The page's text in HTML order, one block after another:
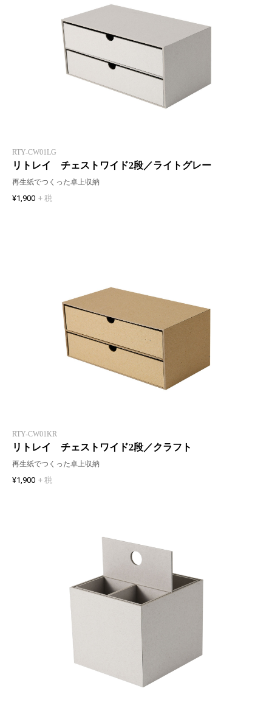
RTY-CW01LG
リトレイ チェストワイド2段／ライトグレー
再生紙でつくった卓上収納
¥1,900 + 税
RTY-CW01KR
リトレイ チェストワイド2段／クラフト
再生紙でつくった卓上収納
¥1,900 + 税